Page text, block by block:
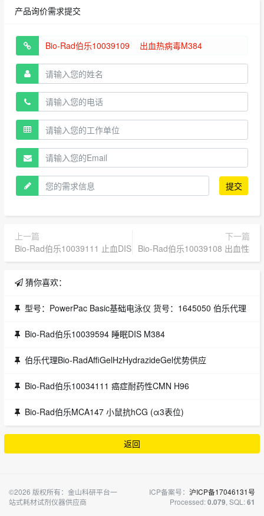
产品询价需求提交
提交
上一篇
Bio-Rad伯乐10039111 止血DIS T1-4 M384
下一篇
Bio-Rad伯乐10039108 出血性疾
猜你喜欢：
型号：PowerPac Basic基础电泳仪 货号：1645050 伯乐代理
Bio-Rad伯乐10039594 睡眠DIS M384
伯乐代理Bio-RadAffiGelHzHydrazideGel优势供应
Bio-Rad伯乐10034111 癌症耐药性CMN H96
Bio-Rad伯乐MCA147 小鼠抗hCG (α3表位)
返回
©2026 版权所有：金山科研平台一
站式耗材试剂仪器供应商
ICP备案号： 沪ICP备17046131号
Processed:0.079, SQL:61